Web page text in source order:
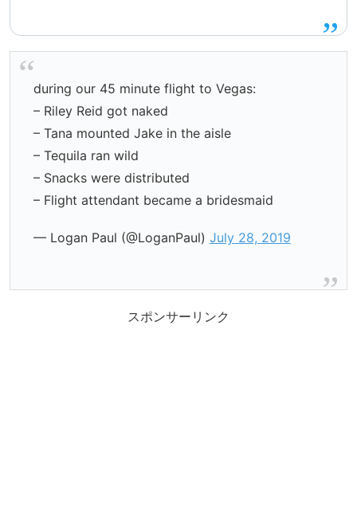
during our 45 minute flight to Vegas:
– Riley Reid got naked
– Tana mounted Jake in the aisle
– Tequila ran wild
– Snacks were distributed
– Flight attendant became a bridesmaid
— Logan Paul (@LoganPaul) July 28, 2019
スポンサーリンク